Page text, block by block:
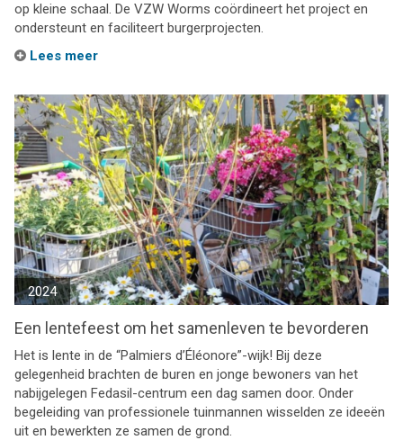
op kleine schaal. De VZW Worms coördineert het project en
ondersteunt en faciliteert burgerprojecten.
Lees meer
2024
Een lentefeest om het samenleven te bevorderen
Het is lente in de “Palmiers d’Éléonore”-wijk! Bij deze
gelegenheid brachten de buren en jonge bewoners van het
nabijgelegen Fedasil-centrum een dag samen door. Onder
begeleiding van professionele tuinmannen wisselden ze ideeën
uit en bewerkten ze samen de grond.